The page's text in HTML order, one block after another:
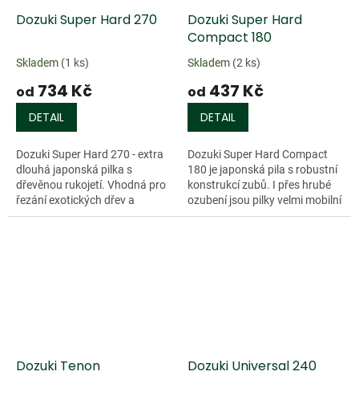
Dozuki Super Hard 270
Skladem (1 ks)
od 734 Kč
DETAIL
Dozuki Super Hard 270 - extra
dlouhá japonská pilka s
dřevěnou rukojetí. Vhodná pro
řezání exotických dřev a
lepených...
Dozuki Super Hard
Compact 180
Skladem (2 ks)
od 437 Kč
DETAIL
Dozuki Super Hard Compact
180 je japonská pila s robustní
konstrukcí zubů. I přes hrubé
ozubení jsou pilky velmi mobilní
s...
Dozuki Tenon Dozuki Universal 240